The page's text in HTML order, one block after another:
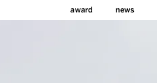
award news